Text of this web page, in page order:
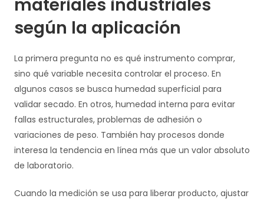
materiales industriales
según la aplicación
La primera pregunta no es qué instrumento comprar,
sino qué variable necesita controlar el proceso. En
algunos casos se busca humedad superficial para
validar secado. En otros, humedad interna para evitar
fallas estructurales, problemas de adhesión o
variaciones de peso. También hay procesos donde
interesa la tendencia en línea más que un valor absoluto
de laboratorio.
Cuando la medición se usa para liberar producto, ajustar